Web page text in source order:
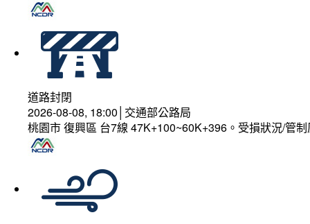
道路封閉
2026-08-08, 18:00│交通部公路局
桃園市 復興區 台7線 47K+100~60K+396。受損狀況/管